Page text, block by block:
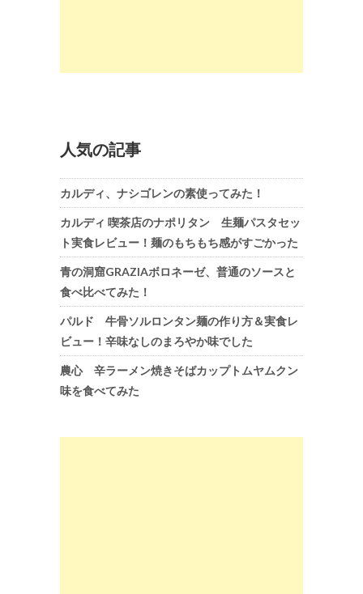
人気の記事
カルディ、ナシゴレンの素使ってみた！
カルディ 喫茶店のナポリタン 生麺パスタセッ
ト実食レビュー！麺のもちもち感がすごかった
青の洞窟GRAZIAボロネーゼ、普通のソースと
食べ比べてみた！
パルド 牛骨ソルロンタン麺の作り方＆実食レ
ビュー！辛味なしのまろやか味でした
農心 辛ラーメン焼きそばカップトムヤムクン
味を食べてみた